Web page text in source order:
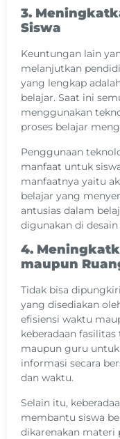
3.
Siswa
Keuntungan lain
melanjutkan
yang lengkap
belajar. Saat ini
menggunakan
proses belajar
Penggunaan
manfaat untuk
manfaatnya yaitu
belajar yang
antusias dalam
digunakan di
4.
maupun
Tidak bisa
yang disediakan
efisiensi waktu
keberadaan
maupun guru
informasi secara
dan waktu.
Selain itu,
membantu siswa
dikarenakan materi